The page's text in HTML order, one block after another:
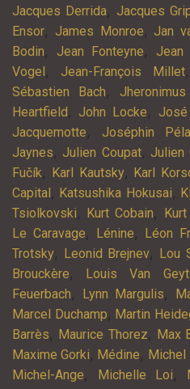
Jacques Derrida, Jacques
Ensor, James Monroe, Jan
Bodin, Jean Fonteyne, Jean
Vogel , Jean-François Millet
Sébastien Bach,
Heartfield , John Locke,
Jacquemotte, Joséphin
Jaynes, Julien Coupat, Julien
Fučík, Karl Kautsky, Karl
Capital , Katsushika Hokusai,
Tsiolkovski, Kurt Cobain,
Le Caravage, Lénine, Léon
Trotsky, Leonid Brejnev, Lou
Brouckère, Louis Van Geyt
Feuerbach, Lynn Margulis,
Marcel Duchamp, Martin
Barrès, Maurice Thorez, Max
Maxime Gorki, Médine, Michel
Michel-Ange, Michelle Loi,